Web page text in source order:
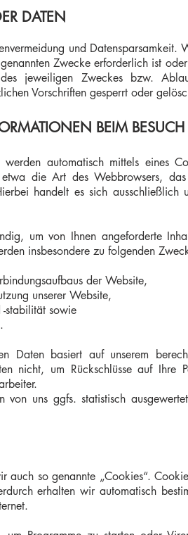
DATEN
und Datensparsamkeit.
Zwecke erforderlich ist
jeweiligen Zweckes bzw.
Vorschriften gesperrt oder
BEIM BESUCH
automatisch mittels eines
etwa die Art des Webbrowsers,
handelt es sich
um von Ihnen angeforderte
insbesondere zu folgenden
der Website,
unserer Website,
-stabilität sowie
Daten basiert auf unserem
nicht, um Rückschlüsse auf
uns ggfs. statistisch
so genannte „Cookies“.
erhalten wir automatisch